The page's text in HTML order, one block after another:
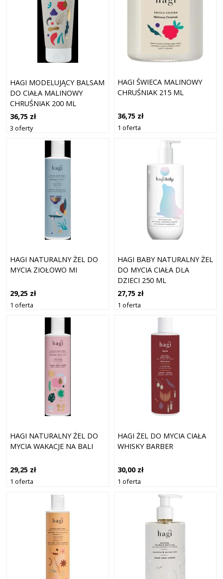
HAGI MODELUJĄCY BALSAM
DO CIAŁA MALINOWY
CHRUŚNIAK 200 ML
36,75 zł
3 oferty
HAGI ŚWIECA MALINOWY
CHRUŚNIAK 215 ML
36,75 zł
1 oferta
HAGI NATURALNY ŻEL DO
MYCIA ZIOŁOWO MI
29,25 zł
1 oferta
HAGI BABY NATURALNY ŻEL
DO MYCIA CIAŁA DLA
DZIECI 250 ML
27,75 zł
1 oferta
HAGI NATURALNY ŻEL DO
MYCIA WAKACJE NA BALI
29,25 zł
1 oferta
HAGI ŻEL DO MYCIA CIAŁA
WHISKY BARBER
30,00 zł
1 oferta